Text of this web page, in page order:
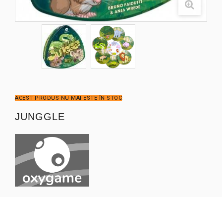
ACEST PRODUS NU MAI ESTE ÎN STOC
JUNGGLE